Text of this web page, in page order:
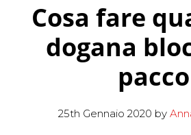
Cosa fare
dogana
pacco
25th Gennaio 2020 by